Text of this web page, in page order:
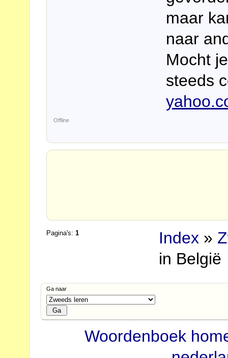
maar
naar
Mocht
steeds
yahoo
Offline
Pagina's:1 Index »
in België
Ga naar
Woordenboek